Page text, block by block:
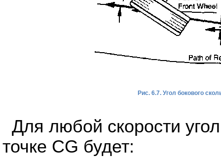
Рис. 6.7. Угол бокового
Для любой скорости
точке CG будет: